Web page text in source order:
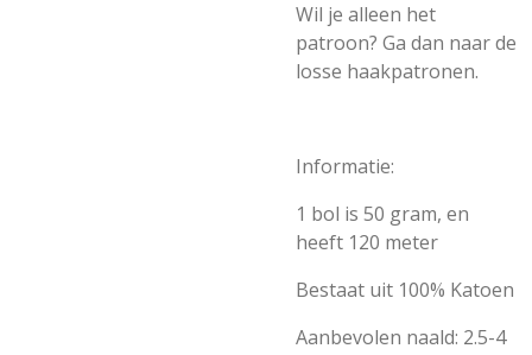
Wil je alleen het
patroon? Ga dan naar de
losse haakpatronen.
Informatie:
1 bol is 50 gram, en
heeft 120 meter
Bestaat uit 100% Katoen
Aanbevolen naald: 2.5-4